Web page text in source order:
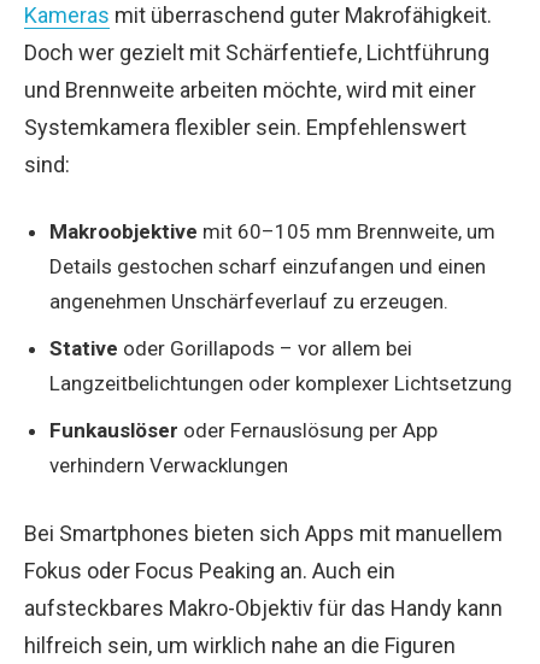
Kameras mit überraschend guter Makrofähigkeit.
Doch wer gezielt mit Schärfentiefe, Lichtführung
und Brennweite arbeiten möchte, wird mit einer
Systemkamera flexibler sein. Empfehlenswert
sind:
Makroobjektive mit 60–105 mm Brennweite, um
Details gestochen scharf einzufangen und einen
angenehmen Unschärfeverlauf zu erzeugen.
Stative oder Gorillapods – vor allem bei
Langzeitbelichtungen oder komplexer Lichtsetzung
Funkauslöser oder Fernauslösung per App
verhindern Verwacklungen
Bei Smartphones bieten sich Apps mit manuellem
Fokus oder Focus Peaking an. Auch ein
aufsteckbares Makro-Objektiv für das Handy kann
hilfreich sein, um wirklich nahe an die Figuren